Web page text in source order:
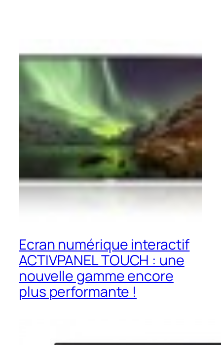
Ecran numérique interactif
ACTIVPANEL TOUCH : une
nouvelle gamme encore
plus performante !